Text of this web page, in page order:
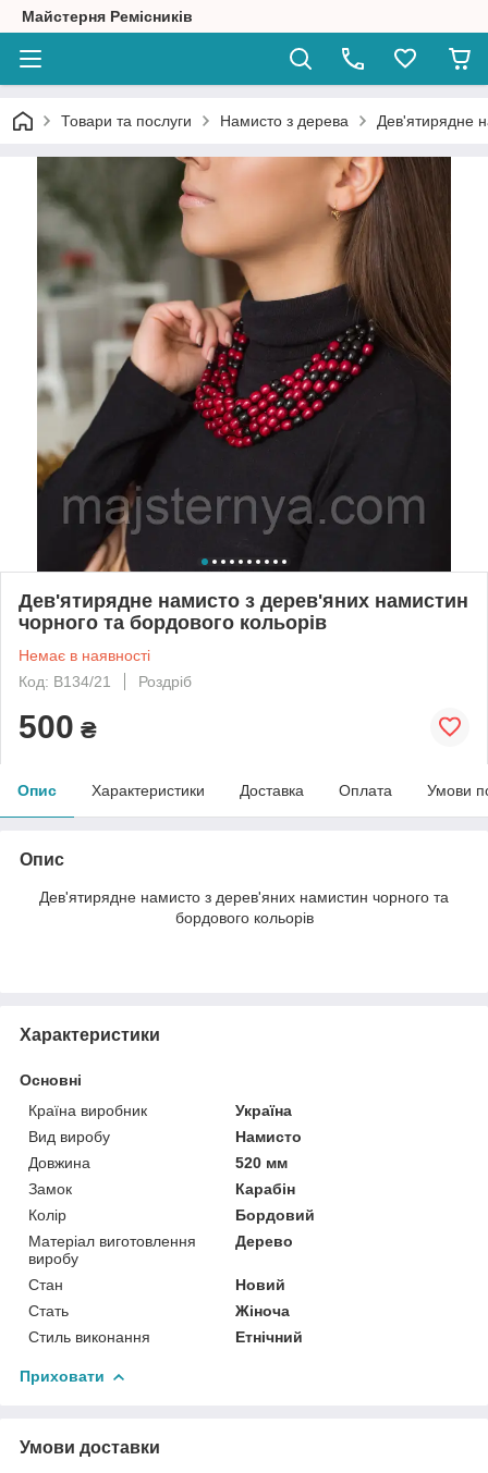
Майстерня Ремісників
Товари та послуги Намисто з дерева Дев'ятирядне
Дев'ятирядне намисто з дерев'яних намистин
чорного та бордового кольорів
Немає в наявності
Код: B134/21
Роздріб
500 ₴
Опис Характеристики Доставка Оплата Умови
Опис
Дев'ятирядне намисто з дерев'яних намистин чорного та
бордового кольорів
Характеристики
Основні
Країна виробник
Україна
Вид виробу
Намисто
Довжина
520 мм
Замок
Карабін
Колір
Бордовий
Матеріал виготовлення
виробу
Дерево
Стан
Новий
Стать
Жіноча
Стиль виконання
Етнічний
Приховати
Умови доставки